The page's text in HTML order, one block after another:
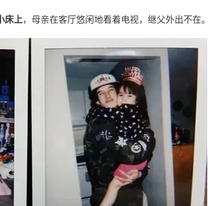
床上，母亲在客厅悠闲地看着电视，继父外出不在。